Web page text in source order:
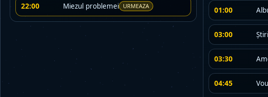
22:00 Miezul problemei URMEAZA 01:00
03:00 Știri
03:30
04:45